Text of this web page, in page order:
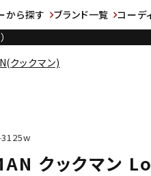
から探す ブランド一覧
コーデ
クックマン)
クックマン